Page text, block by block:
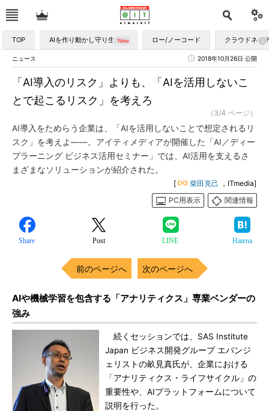
TOP AIを作り動かし守り生かす ロー/ノーコード クラウドネイ
ニュース 2018年10月26日 公開
「AI導入のリスク」よりも、「AIを活用しないこ
とで起こるリスク」を考えろ
（3/4 ページ）
AI導入をためらう企業は、「AIを活用しないことで想定されるリ
スク」を考えよ――。アイティメディアが開催した「AI／ディー
プラーニング ビジネス活用セミナー」では、AI活用を支えるさ
まざまなソリューションが紹介された。
[ 柴田克己 ，ITmedia]
PC用表示
関連情報
Share Post LINE Hatena
前のページへ 次のページへ
AIや機械学習を包含する「アナリティクス」専業ベンダーの
強み
続くセッションでは、SAS Institute
Japan ビジネス開発グループ エバンジ
ェリストの畝見真氏が、企業における
「アナリティクス・ライフサイクル」の
重要性や、AIプラットフォームについて
説明を行った。